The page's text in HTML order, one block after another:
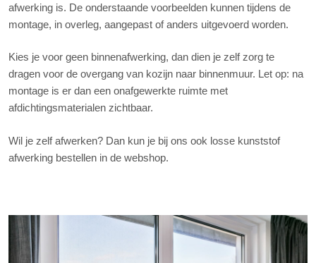
afwerking is. De onderstaande voorbeelden kunnen tijdens de
montage, in overleg, aangepast of anders uitgevoerd worden.
Kies je voor geen binnenafwerking, dan dien je zelf zorg te
dragen voor de overgang van kozijn naar binnenmuur. Let op: na
montage is er dan een onafgewerkte ruimte met
afdichtingsmaterialen zichtbaar.
Wil je zelf afwerken? Dan kun je bij ons ook losse kunststof
afwerking bestellen in de webshop.